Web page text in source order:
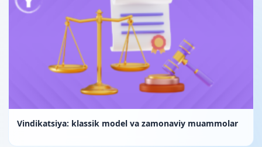
Vindikatsiya: klassik model va zamonaviy muammolar